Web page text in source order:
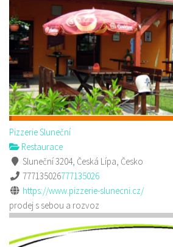
Pizzerie Sluneční
Restaurace
Sluneční 3204, Česká Lípa, Česko
777135026777135026
https://www.pizzerie-slunecni.cz/
prodej s sebou a rozvoz